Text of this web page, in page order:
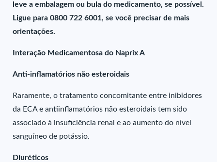
leve a embalagem ou bula do medicamento, se possível.
Ligue para 0800 722 6001, se você precisar de mais
orientações.
Interação Medicamentosa do Naprix A
Anti-inflamatórios não esteroidais
Raramente, o tratamento concomitante entre inibidores
da ECA e antiinflamatórios não esteroidais tem sido
associado à insuficiência renal e ao aumento do nível
sanguíneo de potássio.
Diuréticos